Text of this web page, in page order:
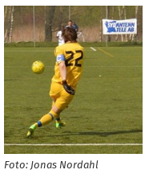
Foto: Jonas Nordahl